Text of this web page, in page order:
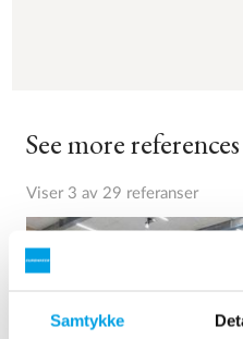
Samtykke
See more references
Viser 3 av 29 referanser